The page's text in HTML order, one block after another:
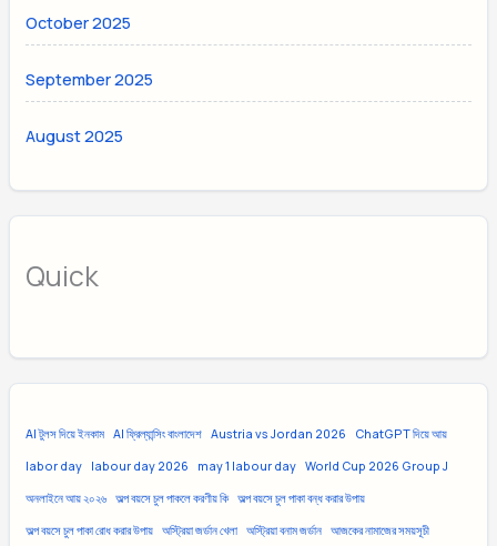
October 2025
September 2025
August 2025
Quick
AI টুলস দিয়ে ইনকাম AI ফ্রিল্যান্সিং বাংলাদেশ Austria vs Jordan 2026 ChatGPT দিয়ে আয়
labor day labour day 2026 may 1 labour day World Cup 2026 Group J
অনলাইনে আয় ২০২৬ অল্প বয়সে চুল পাকলে করণীয় কি অল্প বয়সে চুল পাকা বন্ধ করার উপায়
অল্প বয়সে চুল পাকা রোধ করার উপায় অস্ট্রিয়া জর্ডান খেলা অস্ট্রিয়া বনাম জর্ডান আজকের নামাজের সময়সূচী